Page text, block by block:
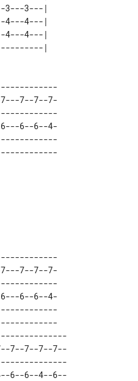
3---3---|
4---4---|
4---4---|
7--7--7-
6--6--4-
7--7--7-
6--6--4-
7--7--7--7--
6--6--4--6--